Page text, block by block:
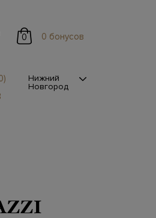
0 0 бонусов
Нижний
Новгород